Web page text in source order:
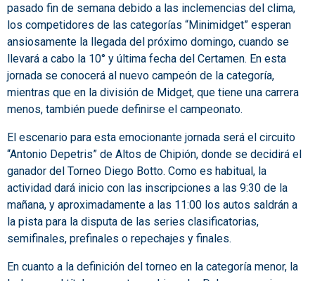
pasado fin de semana debido a las inclemencias del clima,
los competidores de las categorías “Minimidget” esperan
ansiosamente la llegada del próximo domingo, cuando se
llevará a cabo la 10° y última fecha del Certamen. En esta
jornada se conocerá al nuevo campeón de la categoría,
mientras que en la división de Midget, que tiene una carrera
menos, también puede definirse el campeonato.
El escenario para esta emocionante jornada será el circuito
“Antonio Depetris” de Altos de Chipión, donde se decidirá el
ganador del Torneo Diego Botto. Como es habitual, la
actividad dará inicio con las inscripciones a las 9:30 de la
mañana, y aproximadamente a las 11:00 los autos saldrán a
la pista para la disputa de las series clasificatorias,
semifinales, prefinales o repechajes y finales.
En cuanto a la definición del torneo en la categoría menor, la